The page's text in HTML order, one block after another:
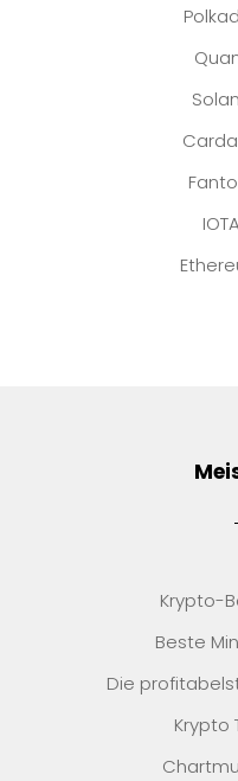
Krypto-
Beste
Die
Krypto